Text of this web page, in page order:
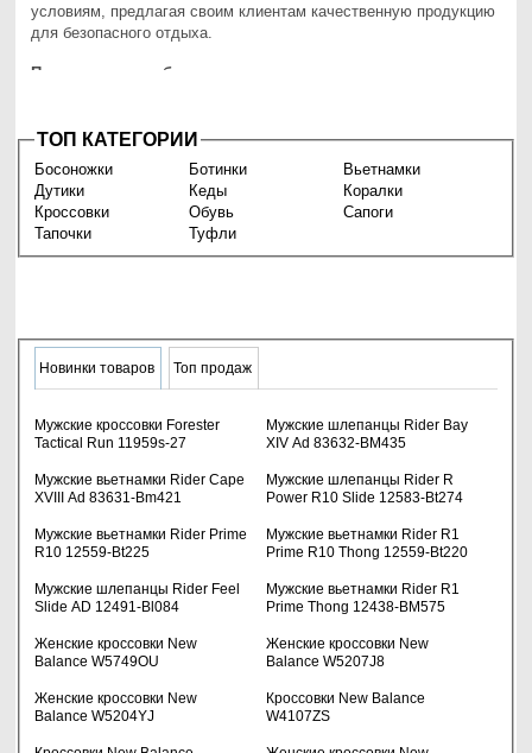
условиям, предлагая своим клиентам качественную продукцию
для безопасного отдыха.
Почему стоит выбрать мужские
Итальянскиекоралловые тапочкидля мужчин созданы для
рифам. Современные технологии и прочные материалы делают
эти модели идеальными для пляжного отдыха и активного
использования на воде. Основные преимущества итальянских
коралловых тапочек:
долговечность. Итальянские мастера известны
материалов, что делает
Защита от кораллов и острых камней
Коралловые тапочки
специально разработаны для
защиты ног от острых рифов и камней. Специальные
защиту и безопасность при ходьбе по морскому дну.
Акваобувь для мужчин
изготовлена из
быстрое высыхание и комфорт при длительном
использовании в воде.
Противоскользящая подошва
ТОП КАТЕГОРИИ
Босоножки Ботинки
Вьетнамки
Дутики
Кеды
Коралки
Кроссовки
Обувь
Сапоги
Тапочки
Туфли
Новинки товаров Топ продаж
Мужские кроссовки Forester
Tactical Run 11959s-27
Мужские шлепанцы Rider Bay
XIV Ad 83632-BM435
Мужские вьетнамки Rider Cape
XVIII Ad 83631-Bm421
Мужские шлепанцы Rider R
Power R10 Slide 12583-Bt274
Мужские вьетнамки Rider Prime
R10 12559-Bt225
Мужские вьетнамки Rider R1
Prime R10 Thong 12559-Bt220
Мужские шлепанцы Rider Feel
Slide AD 12491-Bl084
Мужские вьетнамки Rider R1
Prime Thong 12438-BM575
Женские кроссовки New
Balance W5749OU
Женские кроссовки New
Balance W5207J8
Женские кроссовки New
Balance W5204YJ
Кроссовки New Balance
W4107ZS